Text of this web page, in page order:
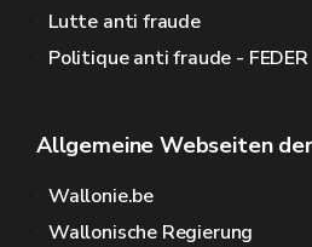
Lutte anti fraude
Politique anti fraude - FEDER
Allgemeine Webseiten
Wallonie.be
Wallonische Regierung